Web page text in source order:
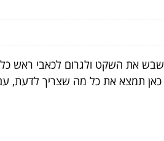
את השקט ולגרום לכאבי ראש
כאן תמצא את כל מה שצריך לדעת,